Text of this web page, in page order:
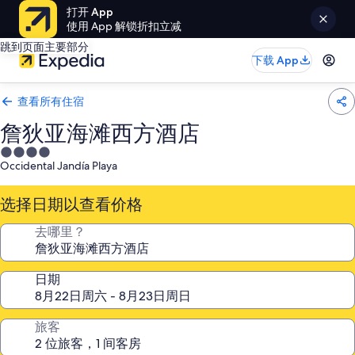
打开 App
使用 App 解锁折扣立减
跳到页面主要部分
下载 App
查看所有住宿
詹狄亚海滩西方酒店
4.0
星
住
宿
Occidental Jandía Playa
选择日期以查看价格
去哪里？
日期
旅客